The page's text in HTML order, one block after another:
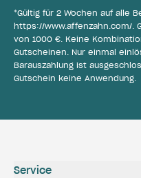
*Gültig für 2 Wochen auf alle
https://www.affenzahn.com/.
von 1000 €. Keine
Gutscheinen. Nur einmal
Barauszahlung ist
Gutschein keine Anwendung.
Service